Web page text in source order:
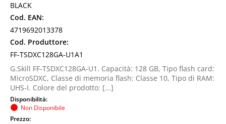
BLACK
Cod. EAN:
4719692013378
Cod. Produttore:
FF-TSDXC128GA-U1A1
G.Skill FF-TSDXC128GA-U1. Capacità: 128 GB, Tipo flash card:
MicroSDXC, Classe di memoria flash: Classe 10, Tipo di RAM:
UHS-I. Colore del prodotto: [...]
Disponibilità:
Non Disponibile
Prezzo: